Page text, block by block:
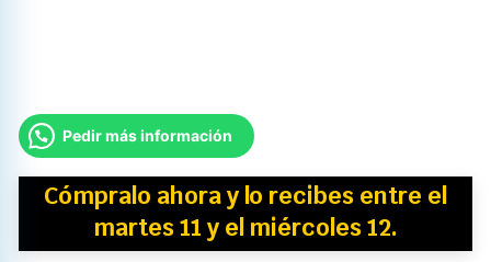
Pedir más información
Cómpralo ahora y lo recibes entre el
martes 11 y el miércoles 12.